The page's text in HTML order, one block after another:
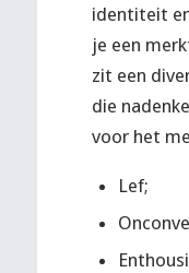
identiteit
je een
zit een
die
voor het
Lef;